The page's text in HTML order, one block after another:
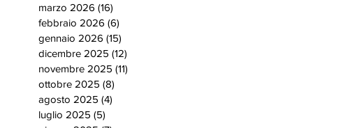
marzo 2026 (16)
febbraio 2026 (6)
gennaio 2026 (15)
dicembre 2025 (12)
novembre 2025 (11)
ottobre 2025 (8)
agosto 2025 (4)
luglio 2025 (5)